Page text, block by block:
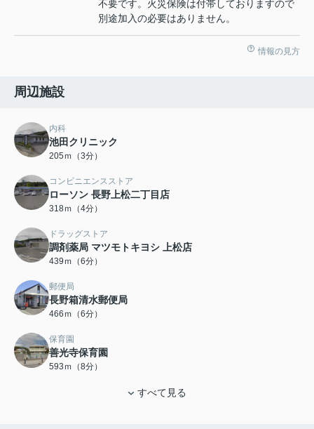
不要です。火災保険は付帯しておりますので
別途加入の必要はありません。
情報の見方
周辺施設
内科
池田クリニック
205ｍ（3分）
コンビニエンスストア
ローソン 長野上松二丁目店
318ｍ（4分）
ドラッグストア
調剤薬局 マツモトキヨシ 上松店
439ｍ（6分）
郵便局
長野箱清水郵便局
466ｍ（6分）
保育園
善光寺保育園
593ｍ（8分）
すべて見る